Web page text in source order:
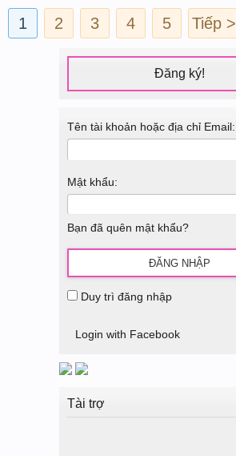
1 2 3 4 5 Tiếp >
Đăng ký!
Tên tài khoản hoặc địa chỉ Email:
Mật khẩu:
Bạn đã quên mật khẩu?
Duy trì đăng nhập
Login with Facebook
Tài trợ